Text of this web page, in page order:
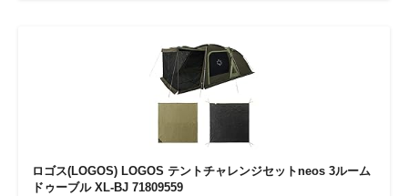
ロゴス(LOGOS) LOGOS テントチャレンジセットneos 3ルーム
ドゥーブル XL-BJ 71809559